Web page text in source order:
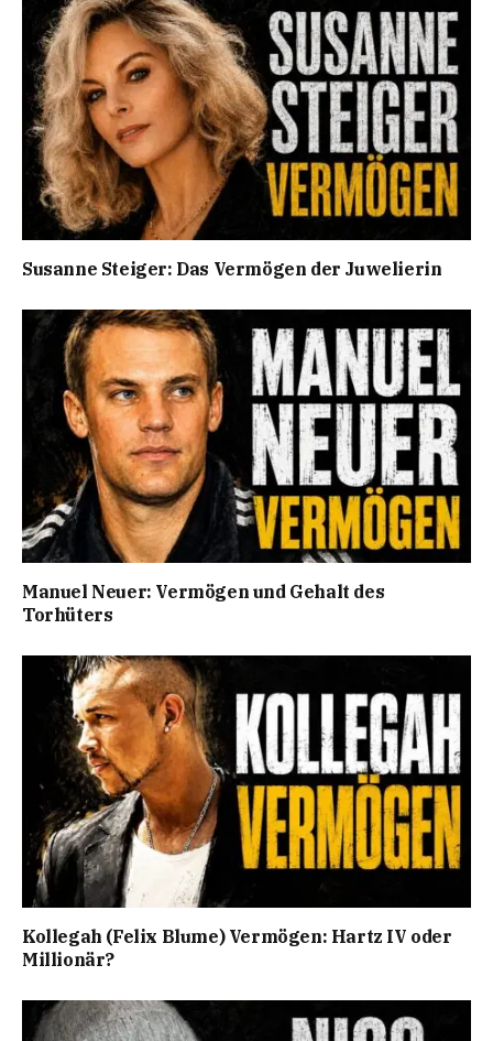
Susanne Steiger: Das Vermögen der Juwelierin
Manuel Neuer: Vermögen und Gehalt des
Torhüters
Kollegah (Felix Blume) Vermögen: Hartz IV oder
Millionär?